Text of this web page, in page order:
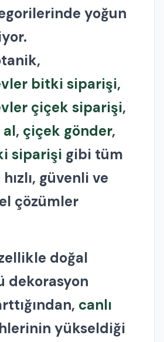
yoğun
bitki siparişi,
çiçek siparişi,
al, çiçek gönder,
siparişi gibi tüm
güvenli ve
çözümler
doğal
dekorasyon
canlı
yükseldiği